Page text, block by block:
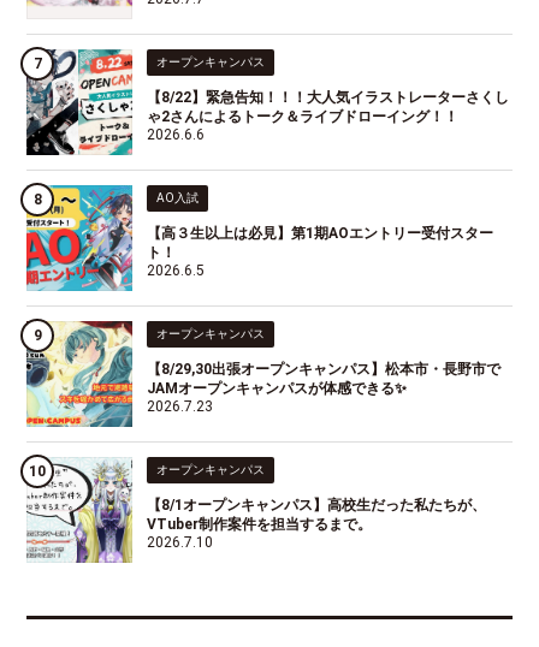
オープンキャンパス
【8/22】緊急告知！！！大人気イラストレーターさくし
ゃ2さんによるトーク＆ライブドローイング！！
2026.6.6
AO入試
【高３生以上は必見】第1期AOエントリー受付スター
ト！
2026.6.5
オープンキャンパス
【8/29,30出張オープンキャンパス】松本市・長野市で
JAMオープンキャンパスが体感できる✨
2026.7.23
オープンキャンパス
【8/1オープンキャンパス】高校生だった私たちが、
VTuber制作案件を担当するまで。
2026.7.10